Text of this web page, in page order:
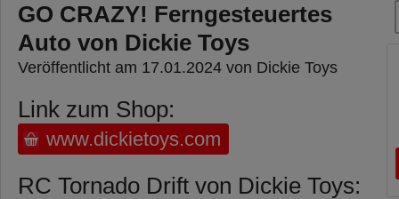
GO CRAZY! Ferngesteuertes
Auto von Dickie Toys
Veröffentlicht am 17.01.2024 von Dickie Toys
Link zum Shop:
www.dickietoys.com
RC Tornado Drift von Dickie Toys: